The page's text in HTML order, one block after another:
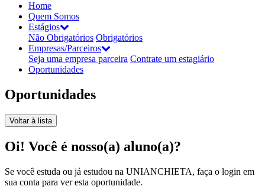
Home
Quem Somos
Estágios
Não Obrigatórios Obrigatórios
Empresas/Parceiros
Seja uma empresa parceira Contrate um estagiário
Oportunidades
Oportunidades
Voltar à lista
Oi! Você é nosso(a) aluno(a)?
Se você estuda ou já estudou na UNIANCHIETA, faça o login em
sua conta para ver esta oportunidade.